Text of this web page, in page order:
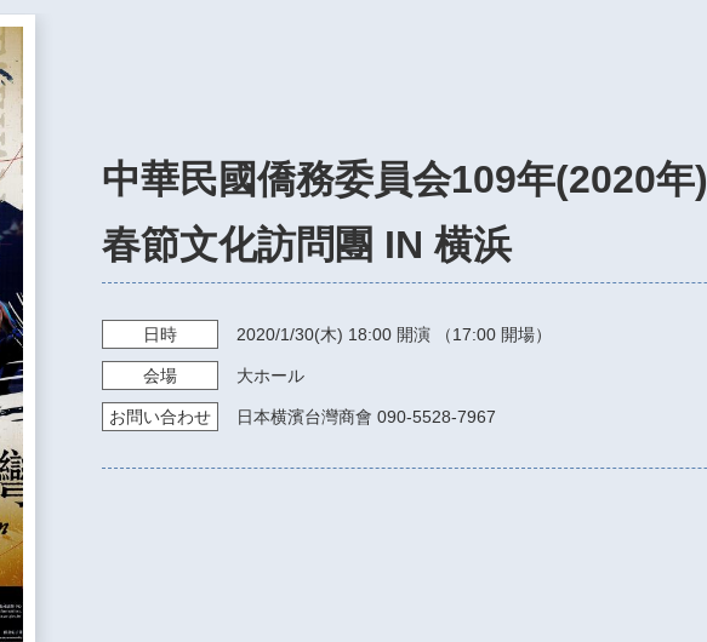
中華民國僑務委員会109年(2020年)
春節文化訪問團 IN 横浜
日時 2020/1/30(木) 18:00 開演 （17:00 開場）
会場 大ホール
お問い合わせ 日本横濱台灣商會 090-5528-7967